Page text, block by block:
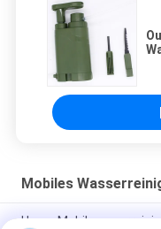
Mobiles
Home